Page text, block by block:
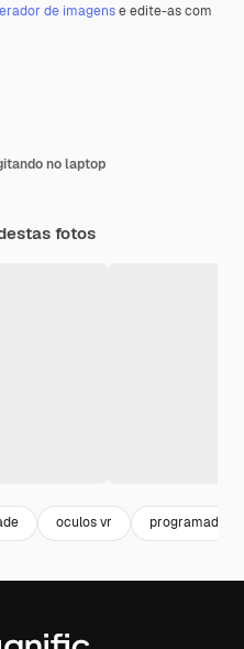
de imagense edite-as com
no laptop
fotos
oculos vr programador